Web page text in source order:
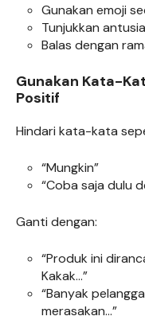
Gunakan emoji
Tunjukkan
Balas dengan
Gunakan Kata-
Positif
Hindari kata-kata
“Mungkin”
“Coba saja dulu
Ganti dengan:
“Produk ini
Kakak…”
“Banyak
merasakan…”